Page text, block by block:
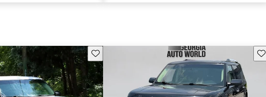
Guarda este Aviso